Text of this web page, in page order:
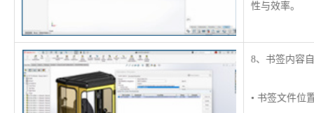
性与效率。
8、书签内容
• 书签文件位